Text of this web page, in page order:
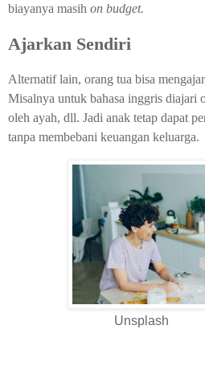
biayanya masih on budget.
Ajarkan Sendiri
Alternatif lain, orang tua bisa
Misalnya untuk bahasa inggris diajari
oleh ayah, dll. Jadi anak tetap dapat
tanpa membebani keuangan keluarga.
Unsplash